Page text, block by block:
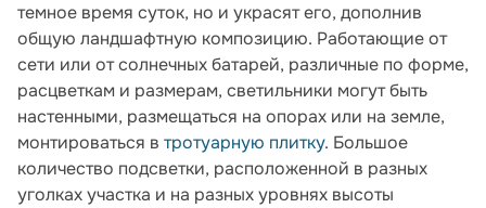
темное время суток, но и украсят его, дополнив
общую ландшафтную композицию. Работающие от
сети или от солнечных батарей, различные по форме,
расцветкам и размерам, светильники могут быть
настенными, размещаться на опорах или на земле,
монтироваться в тротуарную плитку. Большое
количество подсветки, расположенной в разных
уголках участка и на разных уровнях высоты